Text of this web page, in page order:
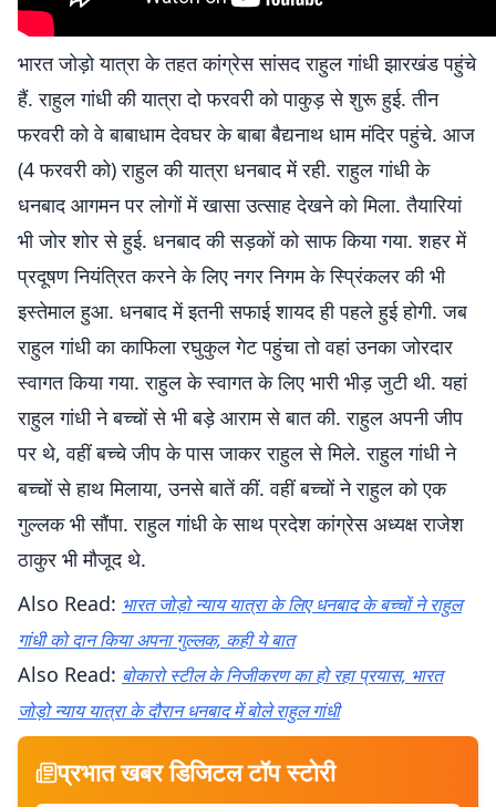
भारत जोड़ो यात्रा के तहत कांग्रेस सांसद राहुल गांधी झारखंड पहुंचे
हैं. राहुल गांधी की यात्रा दो फरवरी को पाकुड़ से शुरू हुई. तीन
फरवरी को वे बाबाधाम देवघर के बाबा बैद्यनाथ धाम मंदिर पहुंचे. आज
(4 फरवरी को) राहुल की यात्रा धनबाद में रही. राहुल गांधी के
धनबाद आगमन पर लोगों में खासा उत्साह देखने को मिला. तैयारियां
भी जोर शोर से हुई. धनबाद की सड़कों को साफ किया गया. शहर में
प्रदूषण नियंत्रित करने के लिए नगर निगम के स्प्रिंकलर की भी
इस्तेमाल हुआ. धनबाद में इतनी सफाई शायद ही पहले हुई होगी. जब
राहुल गांधी का काफिला रघुकुल गेट पहुंचा तो वहां उनका जोरदार
स्वागत किया गया. राहुल के स्वागत के लिए भारी भीड़ जुटी थी. यहां
राहुल गांधी ने बच्चों से भी बड़े आराम से बात की. राहुल अपनी जीप
पर थे, वहीं बच्चे जीप के पास जाकर राहुल से मिले. राहुल गांधी ने
बच्चों से हाथ मिलाया, उनसे बातें कीं. वहीं बच्चों ने राहुल को एक
गुल्लक भी सौंपा. राहुल गांधी के साथ प्रदेश कांग्रेस अध्यक्ष राजेश
ठाकुर भी मौजूद थे.
Also Read: भारत जोड़ो न्याय यात्रा के लिए धनबाद के बच्चों ने राहुल
गांधी को दान किया अपना गुल्लक, कही ये बात
Also Read: बोकारो स्टील के निजीकरण का हो रहा प्रयास, भारत
जोड़ो न्याय यात्रा के दौरान धनबाद में बोले राहुल गांधी
प्रभात खबर डिजिटल टॉप स्टोरी